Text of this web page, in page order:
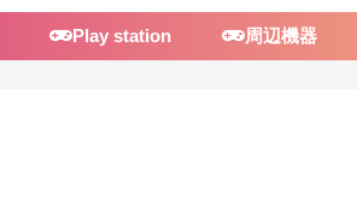
Play station 周辺機器